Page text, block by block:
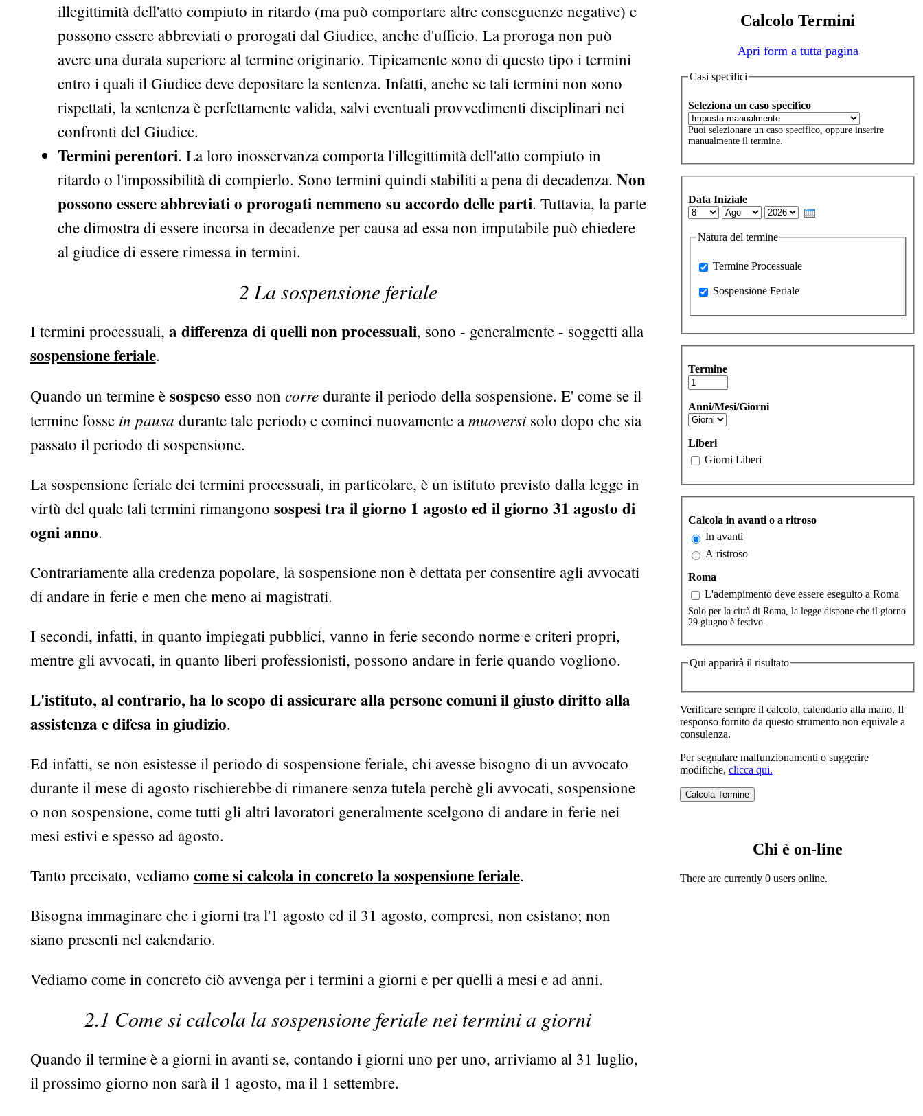
illegittimità dell'atto compiuto in ritardo (ma può comportare altre conseguenze negative) e
possono essere abbreviati o prorogati dal Giudice, anche d'ufficio. La proroga non può
avere una durata superiore al termine originario. Tipicamente sono di questo tipo i termini
entro i quali il Giudice deve depositare la sentenza. Infatti, anche se tali termini non sono
rispettati, la sentenza è perfettamente valida, salvi eventuali provvedimenti disciplinari nei
confronti del Giudice.
Termini perentori. La loro inosservanza comporta l'illegittimità dell'atto compiuto in
ritardo o l'impossibilità di compierlo. Sono termini quindi stabiliti a pena di decadenza. Non
possono essere abbreviati o prorogati nemmeno su accordo delle parti. Tuttavia, la parte
che dimostra di essere incorsa in decadenze per causa ad essa non imputabile può chiedere
al giudice di essere rimessa in termini.
2 La sospensione feriale
I termini processuali, a differenza di quelli non processuali, sono - generalmente - soggetti alla
sospensione feriale.
Quando un termine è sospeso esso non corredurante il periodo della sospensione. E' come se il
termine fosse in pausa durante tale periodo e cominci nuovamente amuoversisolo dopo che sia
passato il periodo di sospensione.
La sospensione feriale dei termini processuali, in particolare, è un istituto previsto dalla legge in
virtù del quale tali termini rimangono sospesi tra il giorno 1 agosto ed il giorno 31 agosto di
ogni anno.
Contrariamente alla credenza popolare, la sospensione non è dettata per consentire agli avvocati
di andare in ferie e men che meno ai magistrati.
I secondi, infatti, in quanto impiegati pubblici, vanno in ferie secondo norme e criteri propri,
mentre gli avvocati, in quanto liberi professionisti, possono andare in ferie quando vogliono.
L'istituto, al contrario, ha lo scopo di assicurare alla persone comuni il giusto diritto alla
assistenza e difesa in giudizio.
Ed infatti, se non esistesse il periodo di sospensione feriale, chi avesse bisogno di un avvocato
durante il mese di agosto rischierebbe di rimanere senza tutela perchè gli avvocati, sospensione
o non sospensione, come tutti gli altri lavoratori generalmente scelgono di andare in ferie nei
mesi estivi e spesso ad agosto.
Tanto precisato, vediamo come si calcola in concreto la sospensione feriale.
Bisogna immaginare che i giorni tra l'1 agosto ed il 31 agosto, compresi, non esistano; non
siano presenti nel calendario.
Vediamo come in concreto ciò avvenga per i termini a giorni e per quelli a mesi e ad anni.
2.1 Come si calcola la sospensione feriale nei termini a giorni
Quando il termine è a giorni in avanti se, contando i giorni uno per uno, arriviamo al 31 luglio,
il prossimo giorno non sarà il 1 agosto, ma il 1 settembre.
Calcolo Termini
Apri form a tutta pagina
Casi specifici
Seleziona un caso specifico
Puoi selezionare un caso specifico, oppure inserire
manualmente il termine.
Data Iniziale
Day
Month Year
Natura del termine
Processuale
Termine Processuale
Sospensione Feriale
Sospensione Feriale
Termine
Anni/Mesi/Giorni
Liberi
Giorni Liberi
Calcola in avanti o a ritroso
In avanti
A ristroso
Roma
L'adempimento deve essere eseguito a Roma
Solo per la città di Roma, la legge dispone che il giorno
29 giugno è festivo.
Qui apparirà il risultato
Verificare sempre il calcolo, calendario alla mano. Il
responso fornito da questo strumento non equivale a
consulenza.
Per segnalare malfunzionamenti o suggerire
modifiche, clicca qui.
Chi è on-line
There are currently 0 users online.